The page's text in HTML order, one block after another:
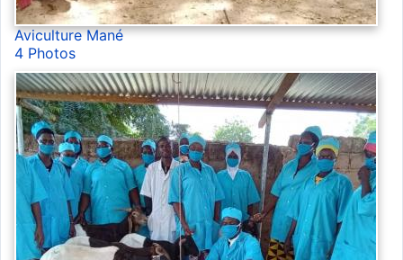
Aviculture Mané
4 Photos